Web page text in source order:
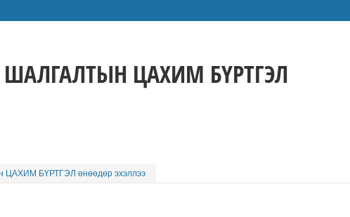
ЦАХИМ БҮРТГЭЛ
ЦАХИМ БҮРТГЭЛ өнөөдөр эхэллээ